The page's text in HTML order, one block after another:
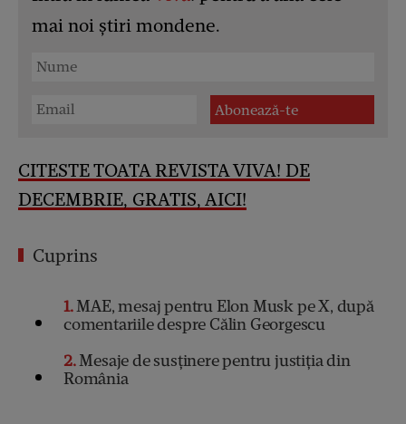
mai noi știri mondene.
CITESTE TOATA REVISTA VIVA! DE
DECEMBRIE, GRATIS, AICI!
Cuprins
1MAE, mesaj pentru Elon Musk pe X, după
comentariile despre Călin Georgescu
2Mesaje de susținere pentru justiția din
România